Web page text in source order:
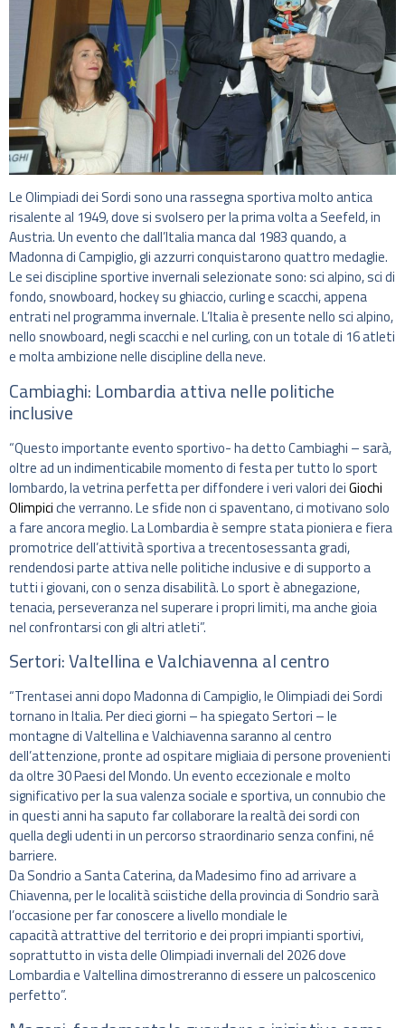
Le Olimpiadi dei Sordi sono una rassegna sportiva molto antica
risalente al 1949, dove si svolsero per la prima volta a Seefeld, in
Austria. Un evento che dall’Italia manca dal 1983 quando, a
Madonna di Campiglio, gli azzurri conquistarono quattro medaglie.
Le sei discipline sportive invernali selezionate sono: sci alpino, sci di
fondo, snowboard, hockey su ghiaccio, curling e scacchi, appena
entrati nel programma invernale. L’Italia è presente nello sci alpino,
nello snowboard, negli scacchi e nel curling, con un totale di 16 atleti
e molta ambizione nelle discipline della neve.
Cambiaghi: Lombardia attiva nelle politiche
inclusive
“Questo importante evento sportivo- ha detto Cambiaghi – sarà,
oltre ad un indimenticabile momento di festa per tutto lo sport
lombardo, la vetrina perfetta per diffondere i veri valori deiGiochi
Olimpiciche verranno. Le sfide non ci spaventano, ci motivano solo
a fare ancora meglio. La Lombardia è sempre stata pioniera e fiera
promotrice dell’attività sportiva a trecentosessanta gradi,
rendendosi parte attiva nelle politiche inclusive e di supporto a
tutti i giovani, con o senza disabilità. Lo sport è abnegazione,
tenacia, perseveranza nel superare i propri limiti, ma anche gioia
nel confrontarsi con gli altri atleti”.
Sertori: Valtellina e Valchiavenna al centro
“Trentasei anni dopo Madonna di Campiglio, le Olimpiadi dei Sordi
tornano in Italia. Per dieci giorni – ha spiegato Sertori – le
montagne di Valtellina e Valchiavenna saranno al centro
dell’attenzione, pronte ad ospitare migliaia di persone provenienti
da oltre 30 Paesi del Mondo. Un evento eccezionale e molto
significativo per la sua valenza sociale e sportiva, un connubio che
in questi anni ha saputo far collaborare la realtà dei sordi con
quella degli udenti in un percorso straordinario senza confini, né
barriere.
Da Sondrio a Santa Caterina, da Madesimo fino ad arrivare a
Chiavenna, per le località sciistiche della provincia di Sondrio sarà
l’occasione per far conoscere a livello mondiale le
capacità attrattive del territorio e dei propri impianti sportivi,
soprattutto in vista delle Olimpiadi invernali del 2026 dove
Lombardia e Valtellina dimostreranno di essere un palcoscenico
perfetto”.